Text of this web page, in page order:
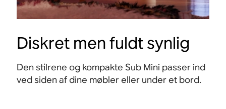
Diskret men fuldt synlig
Den stilrene og kompakte Sub Mini passer ind
ved siden af dine møbler eller under et bord.